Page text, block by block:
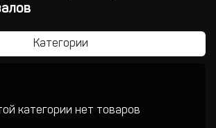
Категории
категории нет товаров